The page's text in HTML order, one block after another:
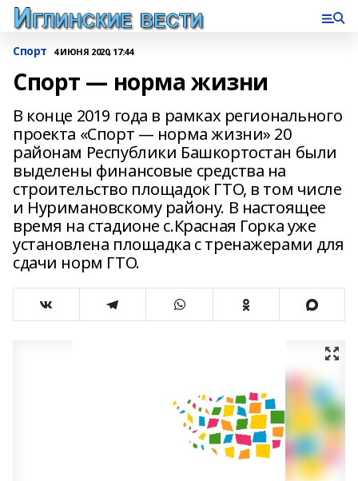
Спорт 4 ИЮНЯ 2020, 17:44
Спорт — норма жизни
В конце 2019 года в рамках регионального
проекта «Спорт — норма жизни» 20
районам Республики Башкортостан были
выделены финансовые средства на
строительство площадок ГТО, в том числе
и Нуримановскому району. В настоящее
время на стадионе с.Красная Горка уже
установлена площадка с тренажерами для
сдачи норм ГТО.